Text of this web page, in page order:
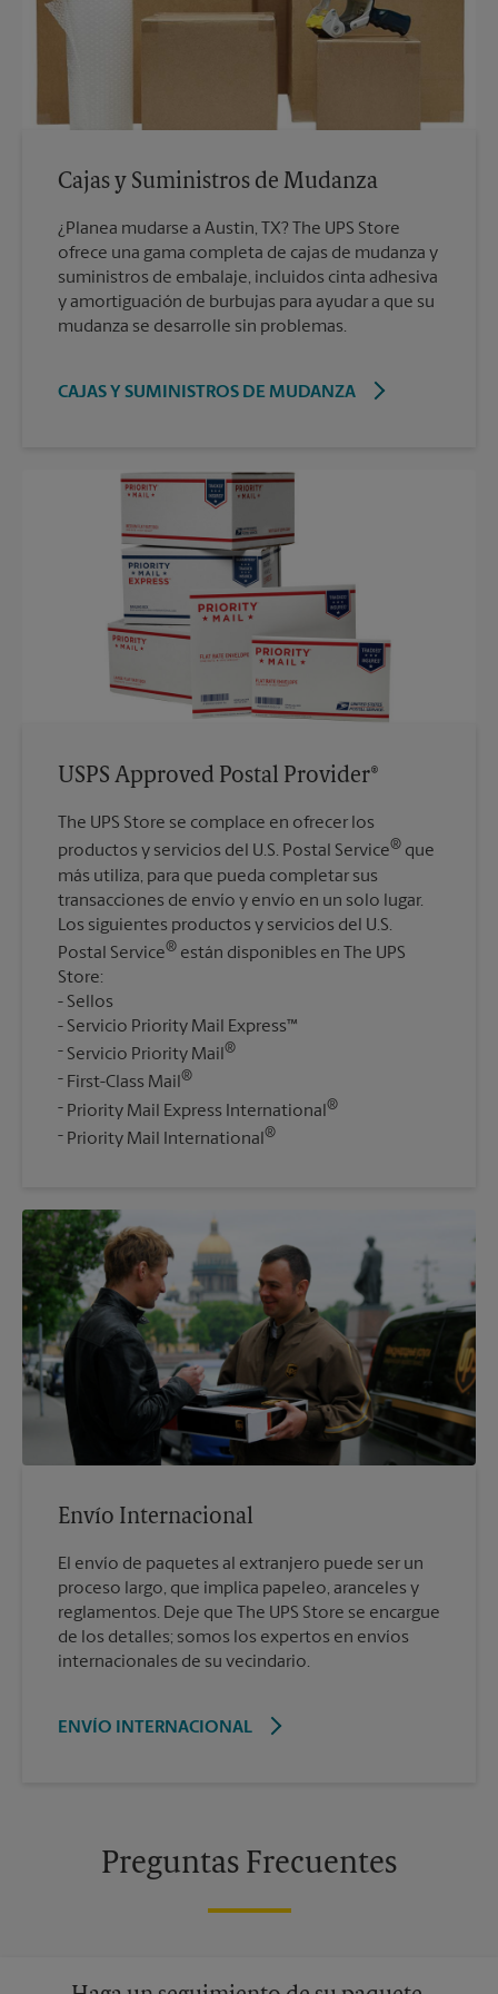
Cajas y Suministros de Mudanza
¿Planea mudarse a Austin, TX? The UPS Store
ofrece una gama completa de cajas de mudanza y
suministros de embalaje, incluidos cinta adhesiva
y amortiguación de burbujas para ayudar a que su
mudanza se desarrolle sin problemas.
CAJAS Y SUMINISTROS DE MUDANZA
USPS Approved Postal Provider®
The UPS Store se complace en ofrecer los
productos y servicios del U.S. Postal Service® que
más utiliza, para que pueda completar sus
transacciones de envío y envío en un solo lugar.
Los siguientes productos y servicios del U.S.
Postal Service® están disponibles en The UPS
Store:
Sellos
Servicio Priority Mail Express™
Servicio Priority Mail®
First-Class Mail®
Priority Mail Express International ®
Priority Mail International®
Envío Internacional
El envío de paquetes al extranjero puede ser un
proceso largo, que implica papeleo, aranceles y
reglamentos. Deje que The UPS Store se encargue
de los detalles; somos los expertos en envíos
internacionales de su vecindario.
ENVÍO INTERNACIONAL
Preguntas Frecuentes